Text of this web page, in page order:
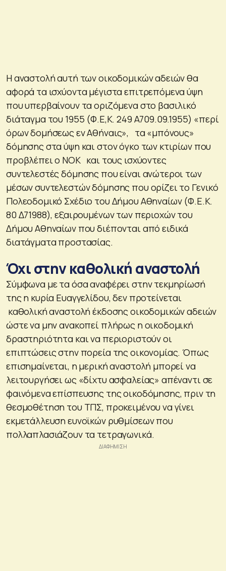
Η αναστολή αυτή των οικοδομικών αδειών θα
αφορά τα ισχύοντα μέγιστα επιτρεπόμενα ύψη
που υπερβαίνουν τα οριζόμενα στο βασιλικό
διάταγμα του 1955 (Φ.Ε,Κ. 249 Α709.09.1955) «περί
όρων δομήσεως εν Αθήναις», τα «μπόνους»
δόμησης στα ύψη και στον όγκο των κτιρίων που
προβλέπει ο ΝΟΚ και τους ισχύοντες
συντελεστές δόμησης που είναι ανώτεροι των
μέσων συντελεστών δόμησης που ορίζει το Γενικό
Πολεοδομικό Σχέδιο του Δήμου Αθηναίων (Φ.Ε.Κ.
80 Δ71988), εξαιρουμένων των περιοχών του
Δήμου Αθηναίων που διέπονται από ειδικά
διατάγματα προστασίας.
Όχι στην καθολική αναστολή
Σύμφωνα με τα όσα αναφέρει στην τεκμηρίωσή
της η κυρία Ευαγγελίδου, δεν προτείνεται
καθολική αναστολή έκδοσης οικοδομικών αδειών
ώστε να μην ανακοπεί πλήρως η οικοδομική
δραστηριότητα και να περιοριστούν οι
επιπτώσεις στην πορεία της οικονομίας. Όπως
επισημαίνεται, η μερική αναστολή μπορεί να
λειτουργήσει ως «δίχτυ ασφαλείας» απέναντι σε
φαινόμενα επίσπευσης της οικοδόμησης, πριν τη
θεσμοθέτηση του ΤΠΣ, προκειμένου να γίνει
εκμετάλλευση ευνοϊκών ρυθμίσεων που
πολλαπλασιάζουν τα τετραγωνικά.